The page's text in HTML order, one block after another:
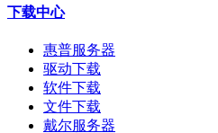
下载中心
惠普服务器
驱动下载
软件下载
文件下载
戴尔服务器